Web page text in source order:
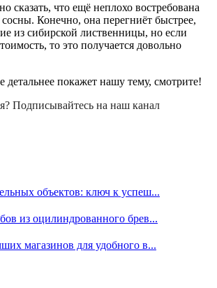
сказать, что ещё неплохо востребована
сосны. Конечно, она перегниёт быстрее,
из сибирской лиственницы, но если
то это получается довольно
детальнее покажет нашу тему, смотрите!
Подписывайтесь на наш канал
объектов: ключ к успеш...
из оцилиндрованного брев...
магазинов для удобного в...